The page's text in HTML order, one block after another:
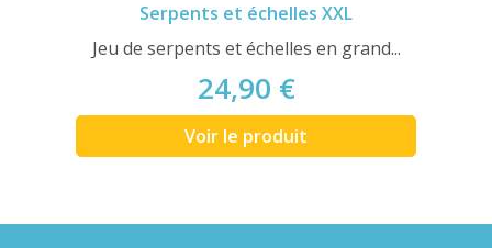
Serpents et échelles XXL
Jeu de serpents et échelles en grand...
24,90 €
Voir le produit